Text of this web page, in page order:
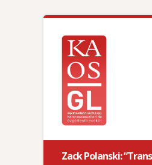
Zack Polanski: